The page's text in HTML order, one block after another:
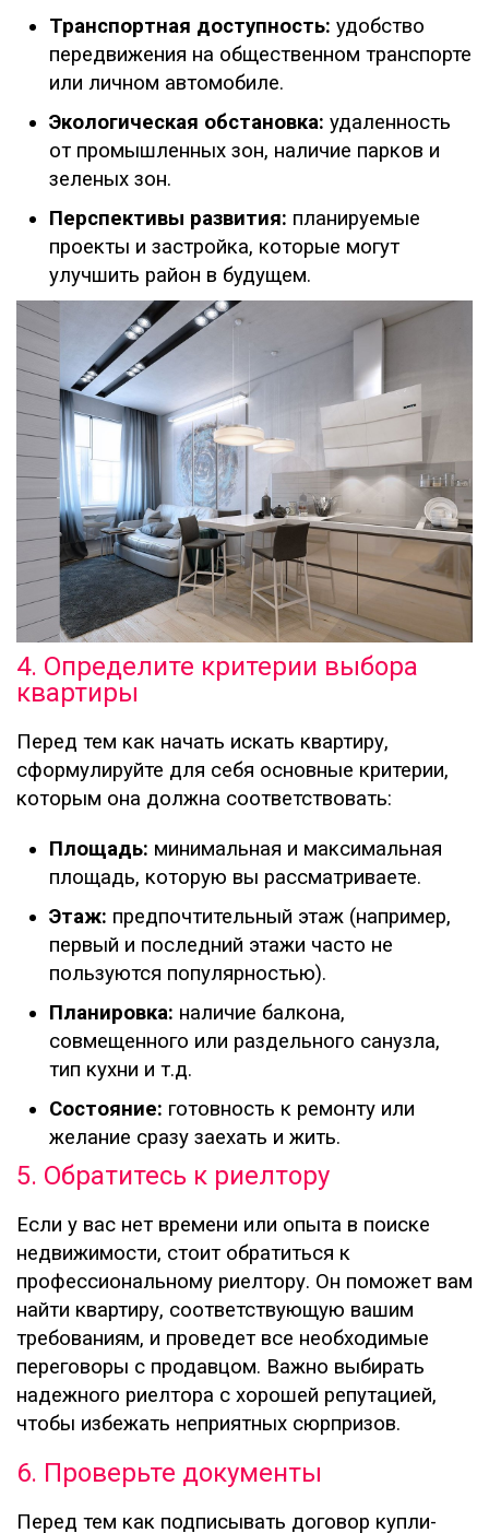
Транспортная доступность: удобство
передвижения на общественном транспорте
или личном автомобиле.
Экологическая обстановка: удаленность
от промышленных зон, наличие парков и
зеленых зон.
Перспективы развития: планируемые
проекты и застройка, которые могут
улучшить район в будущем.
4. Определите критерии выбора
квартиры
Перед тем как начать искать квартиру,
сформулируйте для себя основные критерии,
которым она должна соответствовать:
Площадь: минимальная и максимальная
площадь, которую вы рассматриваете.
Этаж: предпочтительный этаж (например,
первый и последний этажи часто не
пользуются популярностью).
Планировка: наличие балкона,
совмещенного или раздельного санузла,
тип кухни и т.д.
Состояние: готовность к ремонту или
желание сразу заехать и жить.
5. Обратитесь к риелтору
Если у вас нет времени или опыта в поиске
недвижимости, стоит обратиться к
профессиональному риелтору. Он поможет вам
найти квартиру, соответствующую вашим
требованиям, и проведет все необходимые
переговоры с продавцом. Важно выбирать
надежного риелтора с хорошей репутацией,
чтобы избежать неприятных сюрпризов.
6. Проверьте документы
Перед тем как подписывать договор купли-